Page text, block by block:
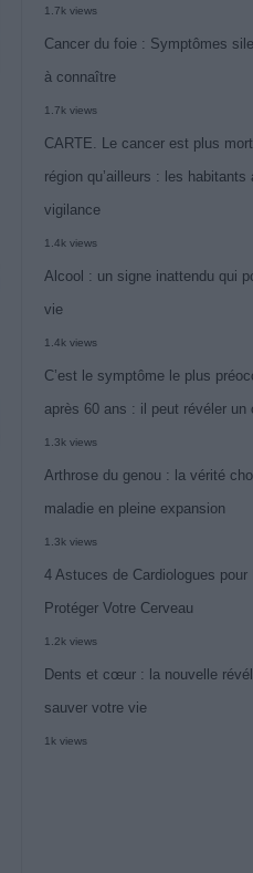
1.7k views
Cancer du foie : Symptômes
à connaître
1.7k views
CARTE. Le cancer est plus
région qu’ailleurs : les habitants
vigilance
1.4k views
Alcool : un signe inattendu qui
vie
1.4k views
C’est le symptôme le plus
après 60 ans : il peut révéler un
1.3k views
Arthrose du genou : la vérité
maladie en pleine expansion
1.3k views
4 Astuces de Cardiologues pour
Protéger Votre Cerveau
1.2k views
Dents et cœur : la nouvelle
sauver votre vie
1k views